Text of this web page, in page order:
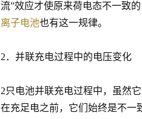
流”效应才使原来荷电态不一致
离子电池也有这一规律。
2．并联充电过程中的电压变化
2只电池并联充电过程中，虽然
在充足电之前，它们始终是不一